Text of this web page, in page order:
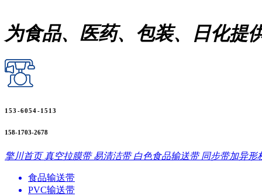
为食品、医药、包装、日化提
153-6054-1513
158-1703-2678
擎川首页 真空拉膜带 易清洁带 白色食品输送带 同步带加异形
食品输送带
PVC输送带